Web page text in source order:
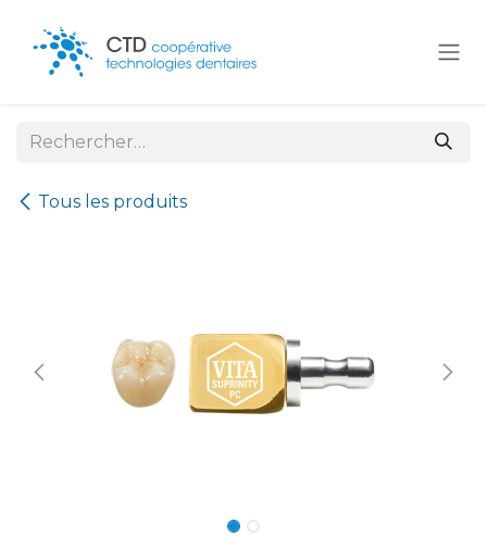
Tous les produits